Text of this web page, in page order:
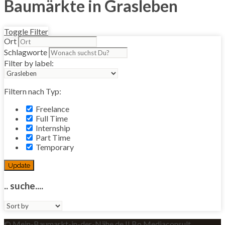
Baumärkte in Grasleben
Toggle Filter
Ort
Schlagworte
Filter by label:
Filtern nach Typ:
Freelance
Full Time
Internship
Part Time
Temporary
Update
.. suche....
Sort